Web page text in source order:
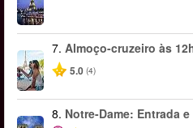
7. Almoço-cruzeiro às
5.0 (4)
8. Notre-Dame: Entrada